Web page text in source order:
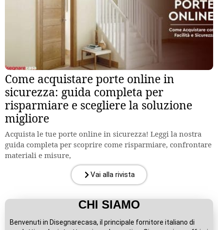
Come acquistare porte online in
sicurezza: guida completa per
risparmiare e scegliere la soluzione
migliore
Acquista le tue porte online in sicurezza! Leggi la nostra
guida completa per scoprire come risparmiare, confrontare
materiali e misure,
Vai alla rivista
CHI SIAMO
Benvenuti in Disegnarecasa, il principale fornitore italiano di